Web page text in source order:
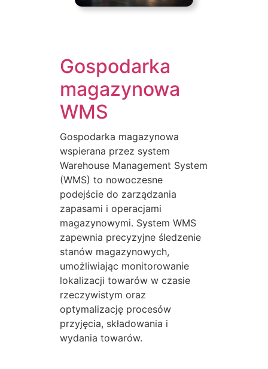
Gospodarka
magazynowa
WMS
Gospodarka magazynowa
wspierana przez system
Warehouse Management System
(WMS) to nowoczesne
podejście do zarządzania
zapasami i operacjami
magazynowymi. System WMS
zapewnia precyzyjne śledzenie
stanów magazynowych,
umożliwiając monitorowanie
lokalizacji towarów w czasie
rzeczywistym oraz
optymalizację procesów
przyjęcia, składowania i
wydania towarów.